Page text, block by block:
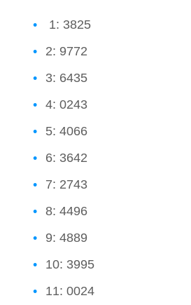
1: 3825
2: 9772
3: 6435
4: 0243
5: 4066
6: 3642
7: 2743
8: 4496
9: 4889
10: 3995
11: 0024